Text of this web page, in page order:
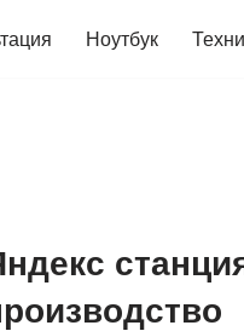
Ноутбук